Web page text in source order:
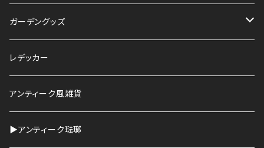
ガーデングッズ
鉢
HAWS
レデッカー
アンティーク風雑貨
▶︎アンティーク琺瑯